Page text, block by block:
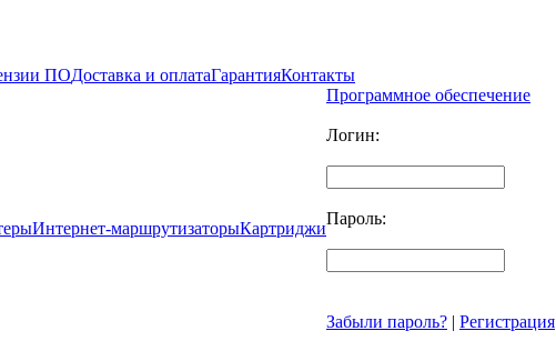
ПОДоставка и оплатаГарантияКонтакты
Интернет-маршрутизаторыКартриджи
Программное обеспечение
Логин:
Пароль:
Забыли пароль? | Регистрация